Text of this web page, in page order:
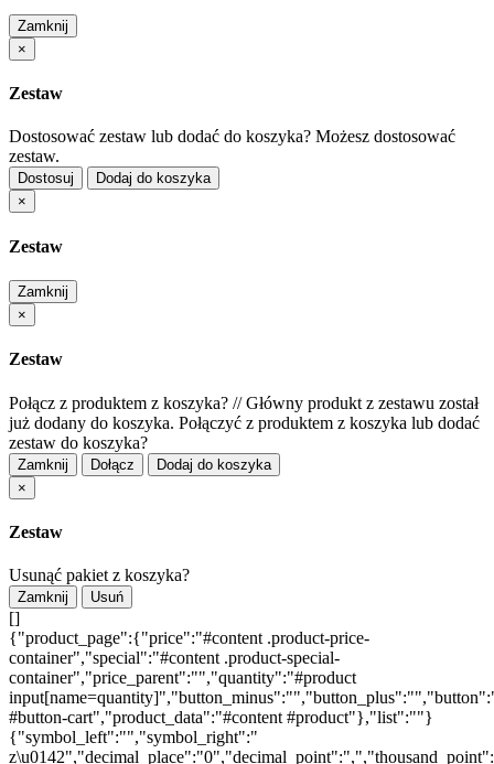
Zamknij
×
Zestaw
Dostosować zestaw lub dodać do koszyka? Możesz dostosować
zestaw.
Dostosuj
Dodaj do koszyka
×
Zestaw
Zamknij
×
Zestaw
Połącz z produktem z koszyka? //Główny produkt z zestawu został
już dodany do koszyka. Połączyć z produktem z koszyka lub dodać
zestaw do koszyka?
Zamknij Dołącz
Dodaj do koszyka
×
Zestaw
Usunąć pakiet z koszyka?
Zamknij Usuń
[]
{"product_page":{"price":"#content .product-price-
container","special":"#content .product-special-
container","price_parent":"","quantity":"#product
#button-cart","product_data":"#content #product"},"list":""}
{"symbol_left":"","symbol_right":"